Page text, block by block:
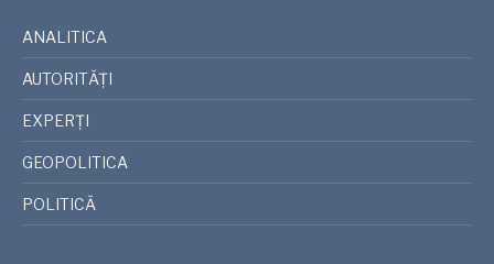
ANALITICA
AUTORITĂȚI
EXPERȚI
GEOPOLITICA
POLITICĂ